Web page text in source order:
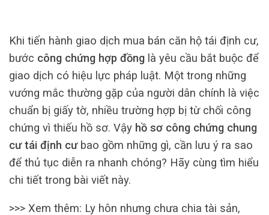
Khi tiến hành giao dịch mua bán căn hộ tái định cư,
bước công chứng hợp đồng là yêu cầu bắt buộc để
giao dịch có hiệu lực pháp luật. Một trong những
vướng mắc thường gặp của người dân chính là việc
chuẩn bị giấy tờ, nhiều trường hợp bị từ chối công
chứng vì thiếu hồ sơ. Vậy hồ sơ công chứng chung
cư tái định cưbao gồm những gì, cần lưu ý ra sao
để thủ tục diễn ra nhanh chóng? Hãy cùng tìm hiểu
chi tiết trong bài viết này.
>>> Xem thêm: Ly hôn nhưng chưa chia tài sản,